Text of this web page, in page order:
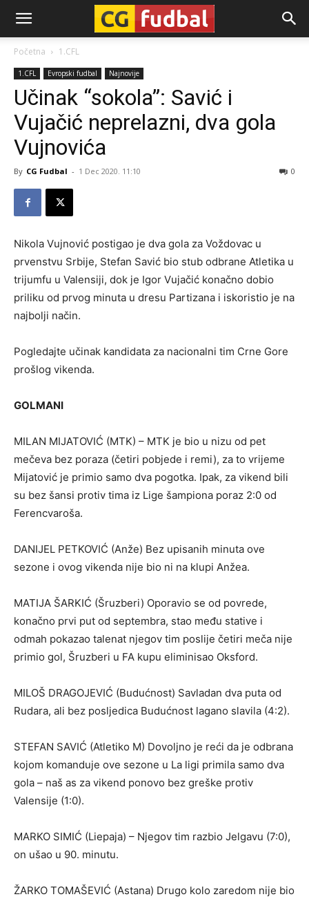
CG-
Fudbal
Početna 1.CFL
1.CFL Evropski fudbal Najnovije
Učinak “sokola”: Savić i
Vujačić neprelazni, dva gola
Vujnovića
By CG Fudbal - 1 Dec 2020. 11:10 0
Nikola Vujnović postigao je dva gola za Voždovac u
prvenstvu Srbije, Stefan Savić bio stub odbrane Atletika u
trijumfu u Valensiji, dok je Igor Vujačić konačno dobio
priliku od prvog minuta u dresu Partizana i iskoristio je na
najbolji način.
Pogledajte učinak kandidata za nacionalni tim Crne Gore
prošlog vikenda.
GOLMANI
MILAN MIJATOVIĆ (MTK) – MTK je bio u nizu od pet
mečeva bez poraza (četiri pobjede i remi), za to vrijeme
Mijatović je primio samo dva pogotka. Ipak, za vikend bili
su bez šansi protiv tima iz Lige šampiona poraz 2:0 od
Ferencvaroša.
DANIJEL PETKOVIĆ (Anže) Bez upisanih minuta ove
sezone i ovog vikenda nije bio ni na klupi Anžea.
MATIJA ŠARKIĆ (Šruzberi) Oporavio se od povrede,
konačno prvi put od septembra, stao među stative i
odmah pokazao talenat njegov tim poslije četiri meča nije
primio gol, Šruzberi u FA kupu eliminisao Oksford.
MILOŠ DRAGOJEVIĆ (Budućnost) Savladan dva puta od
Rudara, ali bez posljedica Budućnost lagano slavila (4:2).
STEFAN SAVIĆ (Atletiko M) Dovoljno je reći da je odbrana
kojom komanduje ove sezone u La ligi primila samo dva
gola – naš as za vikend ponovo bez greške protiv
Valensije (1:0).
MARKO SIMIĆ (Liepaja) – Njegov tim razbio Jelgavu (7:0),
on ušao u 90. minutu.
ŽARKO TOMAŠEVIĆ (Astana) Drugo kolo zaredom nije bio